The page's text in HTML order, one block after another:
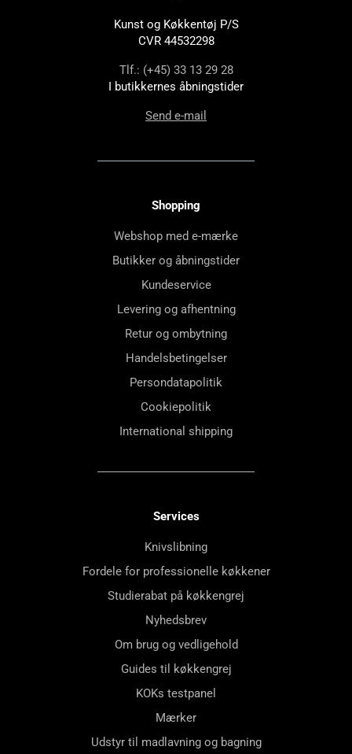
Kunst og Køkkentøj P/S
CVR 44532298
Tlf.: (+45) 33 13 29 28
I butikkernes åbningstider
Send e-mail
Shopping
Webshop med e-mærke
Butikker og åbningstider
Kundeservice
Levering og afhentning
Retur og ombytning
Handelsbetingelser
Persondatapolitik
Cookiepolitik
International shipping
Services
Knivslibning
Fordele for professionelle køkkener
Studierabat på køkkengrej
Nyhedsbrev
Om brug og vedligehold
Guides til køkkengrej
KOKs testpanel
Mærker
Udstyr til madlavning og bagning